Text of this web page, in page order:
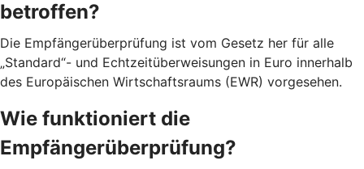
betroffen?
Die Empfängerüberprüfung ist vom Gesetz her für alle
„Standard“- und Echtzeitüberweisungen in Euro innerhalb
des Europäischen Wirtschaftsraums (EWR) vorgesehen.
Wie funktioniert die
Empfängerüberprüfung?